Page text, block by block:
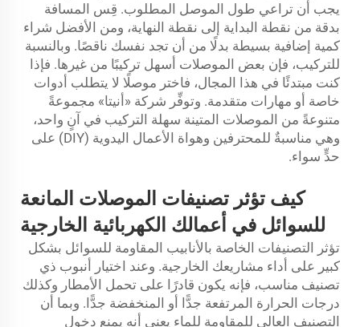
يجب أن تراعي طول الموصل المطلوب. قِس المسافة
بدقة من نقطة البداية إلى نقطة النهاية، ومن الأفضل شراء
كمية إضافية بسيطة بدلًا من أن تجد نفسك ناقصًا. وبالنسبة
للتركيب، فإن بعض الموصلات أسهل تركيبًا من غيرها. فإذا
كنت مبتدئًا في هذا المجال، فاختر موصلًا لا يتطلب أدوات
خاصة أو مهارات متقدمة. وتوفِّر شركة «أنيتا» مجموعةً
متنوعةً من الموصلات المتينة سهلة التركيب في آنٍ واحد،
وهي مناسبةٌ للمحترفين وهواة الأعمال اليدوية (DIY) على
حدٍّ سواء.
كيف تؤثر تصنيفات الموصلات المانعة
للسوائل في أعمالك الكهربائية الخارجية
تؤثر التصنيفات الخاصة بالأنابيب المقاومة للسوائل بشكل
كبير على أداء مشاريعك الخارجية. وعند اختيار أنبوب ذي
تصنيف مناسب، فإنه يكون قادرًا على تحمل الأمطار وكذلك
درجات الحرارة المرتفعة جدًّا أو المنخفضة جدًّا. وبما أن
التصنيف العالي للمقاومة للماء يعني أنه يمنع دخول